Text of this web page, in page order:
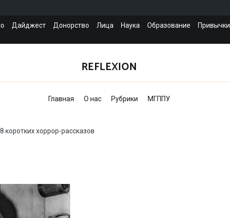
Дайджест Донорство Лица Наука Образование Привычки
REFLEXION
Главная О нас Рубрики МГППУ
коротких хоррор-рассказов